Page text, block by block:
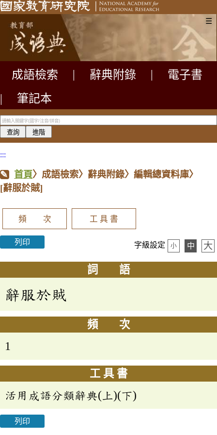
☰
成語檢索 辭典附錄
電子書
|
筆記本
:::
首頁〉成語檢索〉辭典附錄〉編輯總資料庫〉
[辭服於賊]
頻 次 工 具 書
列印 字級設定 小 中 大
詞 語
辭服於賊
頻 次
1
工 具 書
活用成語分類辭典(上)(下)
列印